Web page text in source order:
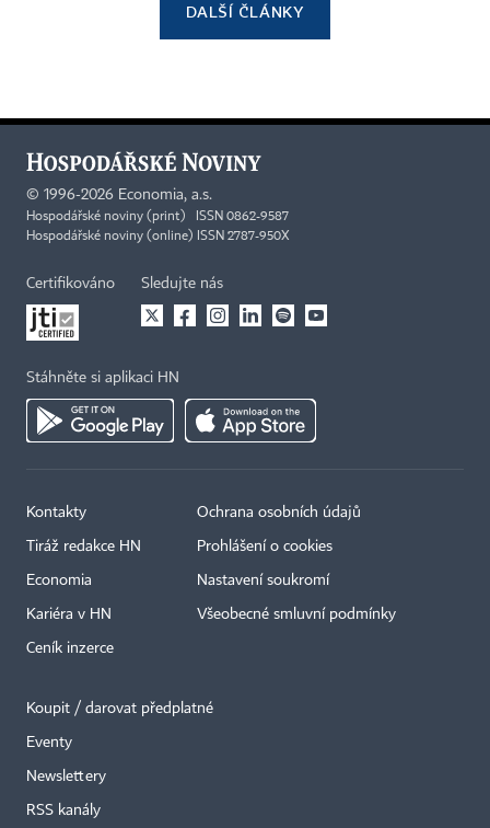
DALŠÍ ČLÁNKY
© 1996-2026 Economia, a.s.
Hospodářské noviny (print) ISSN 0862-9587
Hospodářské noviny (online) ISSN 2787-950X
Certifikováno Sledujte nás
Stáhněte si aplikaci HN
Kontakty
Tiráž redakce HN
Economia
Kariéra v HN
Ceník inzerce
Ochrana osobních údajů
Prohlášení o cookies
Nastavení soukromí
Všeobecné smluvní podmínky
Koupit / darovat předplatné
Eventy
Newslettery
RSS kanály